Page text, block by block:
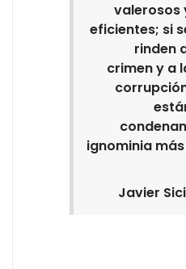
valerosos
eficientes; si
rinden
crimen y a
ignominia
Javier